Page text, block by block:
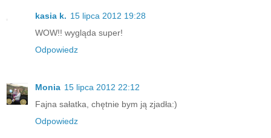
kasia k. 15 lipca 2012 19:28
WOW!! wygląda super!
Odpowiedz
Monia 15 lipca 2012 22:12
Fajna sałatka, chętnie bym ją zjadła:)
Odpowiedz